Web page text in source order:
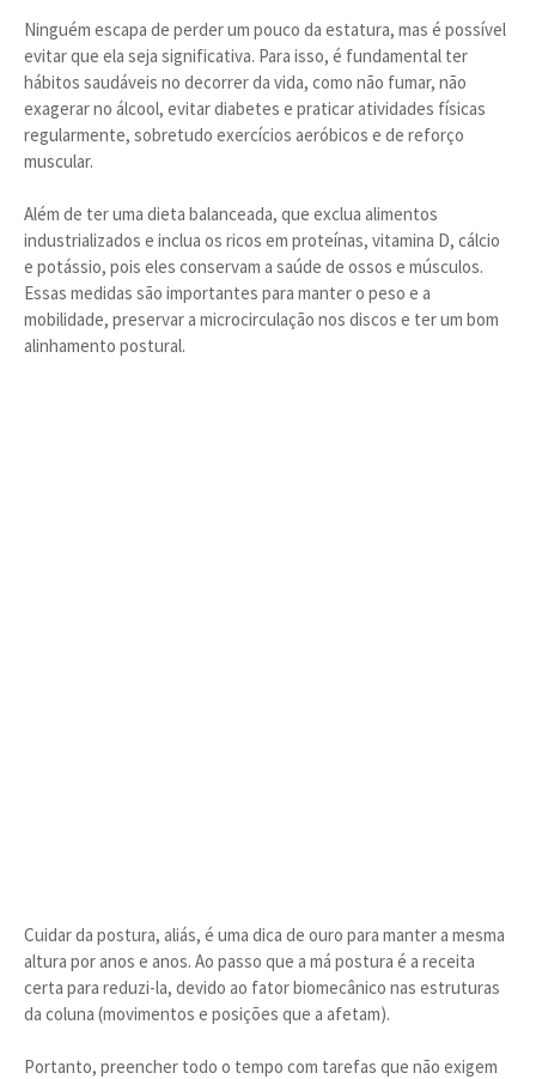
Ninguém escapa de perder um pouco da estatura, mas é possível
evitar que ela seja significativa. Para isso, é fundamental ter
hábitos saudáveis no decorrer da vida, como não fumar, não
exagerar no álcool, evitar diabetes e praticar atividades físicas
regularmente, sobretudo exercícios aeróbicos e de reforço
muscular.
Além de ter uma dieta balanceada, que exclua alimentos
industrializados e inclua os ricos em proteínas, vitamina D, cálcio
e potássio, pois eles conservam a saúde de ossos e músculos.
Essas medidas são importantes para manter o peso e a
mobilidade, preservar a microcirculação nos discos e ter um bom
alinhamento postural.
Cuidar da postura, aliás, é uma dica de ouro para manter a mesma
altura por anos e anos. Ao passo que a má postura é a receita
certa para reduzi-la, devido ao fator biomecânico nas estruturas
da coluna (movimentos e posições que a afetam).
Portanto, preencher todo o tempo com tarefas que não exigem